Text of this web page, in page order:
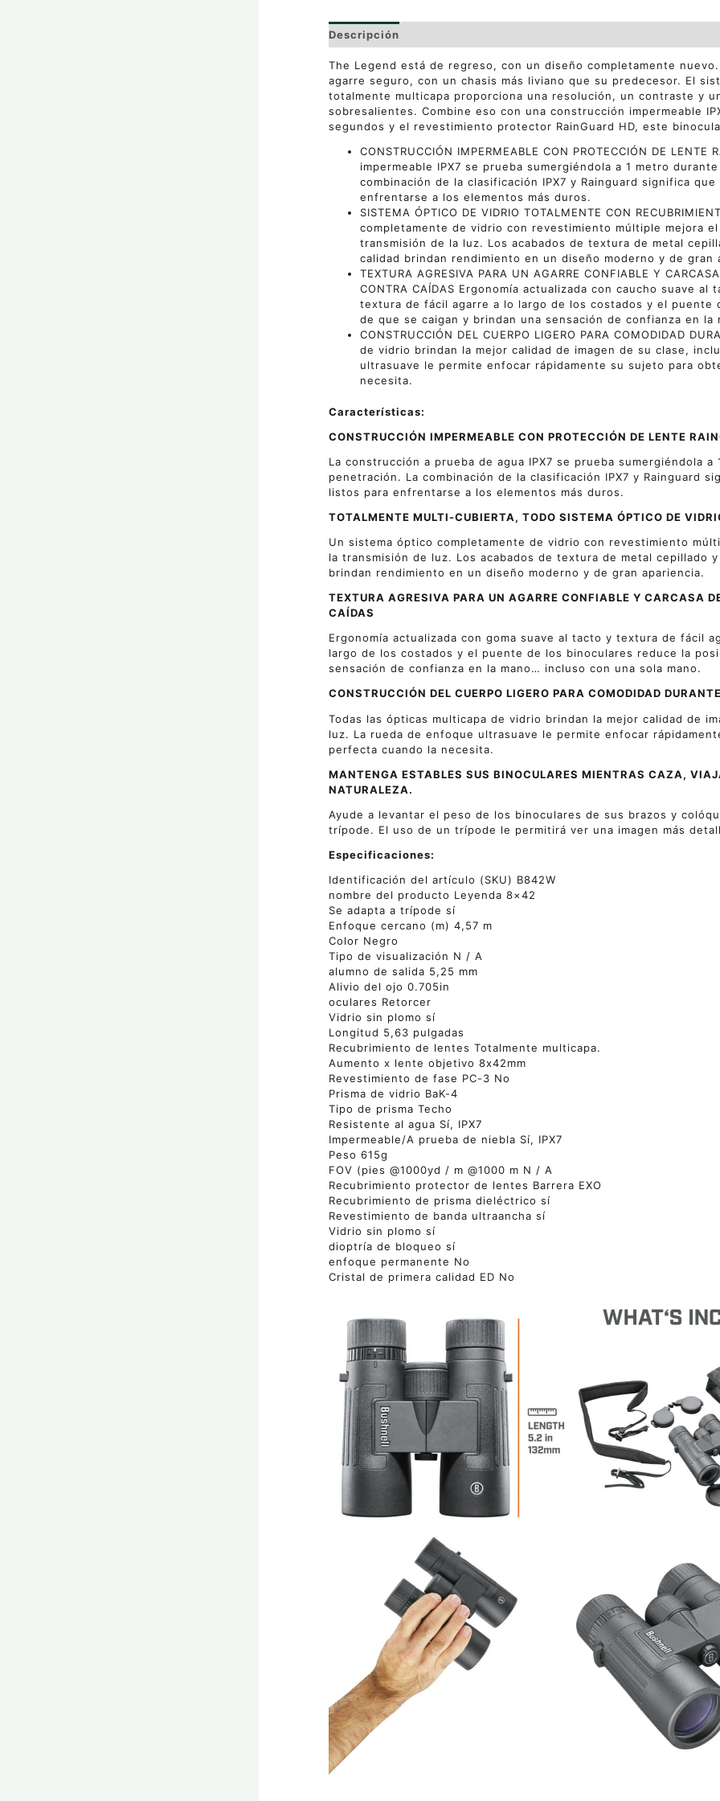
Descripción
The Legend está de regreso, con un diseño completamente
agarre seguro, con un chasis más liviano que su predecesor. El
totalmente multicapa proporciona una resolución, un contraste y
sobresalientes. Combine eso con una construcción impermeable
segundos y el revestimiento protector RainGuard HD, este
CONSTRUCCIÓN IMPERMEABLE CON PROTECCIÓN DE
impermeable IPX7 se prueba sumergiéndola a 1 metro
combinación de la clasificación IPX7 y Rainguard significa
enfrentarse a los elementos más duros.
SISTEMA ÓPTICO DE VIDRIO TOTALMENTE CON
completamente de vidrio con revestimiento múltiple mejora
transmisión de la luz. Los acabados de textura de metal
calidad brindan rendimiento en un diseño moderno y de gran
TEXTURA AGRESIVA PARA UN AGARRE CONFIABLE Y
CONTRA CAÍDAS Ergonomía actualizada con caucho suave
textura de fácil agarre a lo largo de los costados y el puente
de que se caigan y brindan una sensación de confianza en
CONSTRUCCIÓN DEL CUERPO LIGERO PARA COMODIDAD
de vidrio brindan la mejor calidad de imagen de su clase,
ultrasuave le permite enfocar rápidamente su sujeto para
necesita.
Características:
CONSTRUCCIÓN IMPERMEABLE CON PROTECCIÓN DE LENTE
La construcción a prueba de agua IPX7 se prueba sumergiéndola
penetración. La combinación de la clasificación IPX7 y Rainguard
listos para enfrentarse a los elementos más duros.
TOTALMENTE MULTI-CUBIERTA, TODO SISTEMA ÓPTICO DE
Un sistema óptico completamente de vidrio con revestimiento
la transmisión de luz. Los acabados de textura de metal cepillado
brindan rendimiento en un diseño moderno y de gran apariencia.
TEXTURA AGRESIVA PARA UN AGARRE CONFIABLE Y CARCASA
CAÍDAS
Ergonomía actualizada con goma suave al tacto y textura de fácil
largo de los costados y el puente de los binoculares reduce la
sensación de confianza en la mano… incluso con una sola mano.
CONSTRUCCIÓN DEL CUERPO LIGERO PARA COMODIDAD
Todas las ópticas multicapa de vidrio brindan la mejor calidad de
luz. La rueda de enfoque ultrasuave le permite enfocar
perfecta cuando la necesita.
MANTENGA ESTABLES SUS BINOCULARES MIENTRAS CAZA,
NATURALEZA.
Ayude a levantar el peso de los binoculares de sus brazos y
trípode. El uso de un trípode le permitirá ver una imagen más
Especificaciones:
Identificación del artículo (SKU) B842W
nombre del producto Leyenda 8×42
Se adapta a trípode sí
Enfoque cercano (m) 4,57 m
Color Negro
Tipo de visualización N / A
alumno de salida 5,25 mm
Alivio del ojo 0.705in
oculares Retorcer
Vidrio sin plomo sí
Longitud 5,63 pulgadas
Recubrimiento de lentes Totalmente multicapa.
Aumento x lente objetivo 8x42mm
Revestimiento de fase PC-3 No
Prisma de vidrio BaK-4
Tipo de prisma Techo
Resistente al agua Sí, IPX7
Impermeable/A prueba de niebla Sí, IPX7
Peso 615g
FOV (pies @1000yd / m @1000 m N / A
Recubrimiento protector de lentes Barrera EXO
Recubrimiento de prisma dieléctrico sí
Revestimiento de banda ultraancha sí
Vidrio sin plomo sí
dioptría de bloqueo sí
enfoque permanente No
Cristal de primera calidad ED No